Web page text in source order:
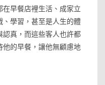
早餐店裡生活、成家立
、學習，甚至是人生的體
真，而這些客人也許都
他的早餐，讓他無顧慮地